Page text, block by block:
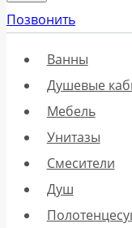
Позвонить
Ванны
Душевые
Мебель
Унитазы
Смесители
Душ